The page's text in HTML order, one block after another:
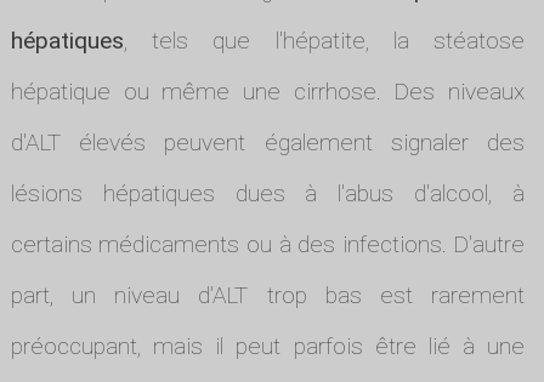
hépatiques, tels que l'hépatite, la stéatose
hépatique ou même une cirrhose. Des niveaux
d'ALT élevés peuvent également signaler des
lésions hépatiques dues à l'abus d'alcool, à
certains médicaments ou à des infections. D'autre
part, un niveau d'ALT trop bas est rarement
préoccupant, mais il peut parfois être lié à une